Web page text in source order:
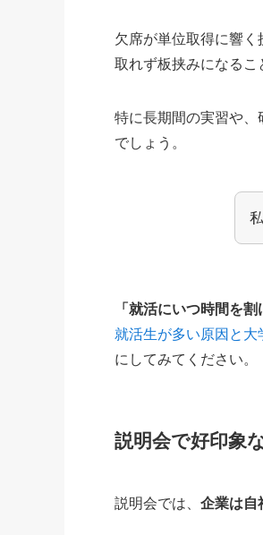
欠席が単位取得に響
取れず板挟みになるこ
特に長期間の実習や
でしょう。
「就活にいつ時間を割
就活生が多い原因と
にしてみてください。
説明会で好印象
説明会では、企業は自